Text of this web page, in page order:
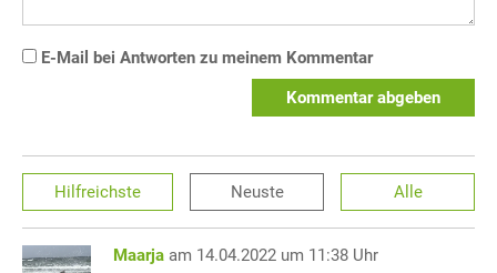
E-Mail bei Antworten zu meinem Kommentar
Kommentar abgeben
Hilfreichste Neuste Alle
Maarja am 14.04.2022 um 11:38 Uhr